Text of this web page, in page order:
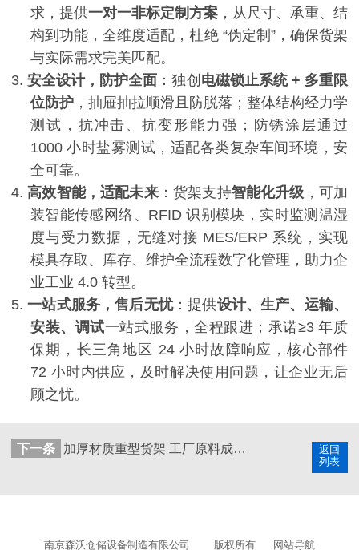
求，提供一对一非标定制方案 ，从尺寸、承重、结
构到功能，全维度适配，杜绝 “伪定制 ”，确保货架
与实际需求完美匹配。
3.安全设计，防护全面 ：独创 电磁锁止系统+ 多重限
位防护 ，抽屉抽拉顺滑且防脱落；整体结构经力学
测试，抗冲击、抗变形能力强；防锈涂层通过
1000小时盐雾测试，适配各类复杂车间环境，安
全可靠。
4. 高效智能，适配未来：货架支持智能化升级 ，可加
装智能传感网络、 RFID识别模块，实时监测温湿
度与受力数据，无缝对接 MES/ERP 系统，实现
模具存取、库存、维护全流程数字化管理，助力企
业工业 4.0 转型。
5.一站式服务，售后无忧：提供设计、生产、运输、
安装、调试一站式服务，全程跟进；承诺≥3年质
保期，长三角地区 24小时故障响应，核心部件
72 小时内供应，及时解决使用问题，让企业无后
顾之忧。
返回
列表
下一条 加厚材质重型货架 工厂原料成品存放专用
南京森沃仓储设备制造有限公司 版权所有 网站导航